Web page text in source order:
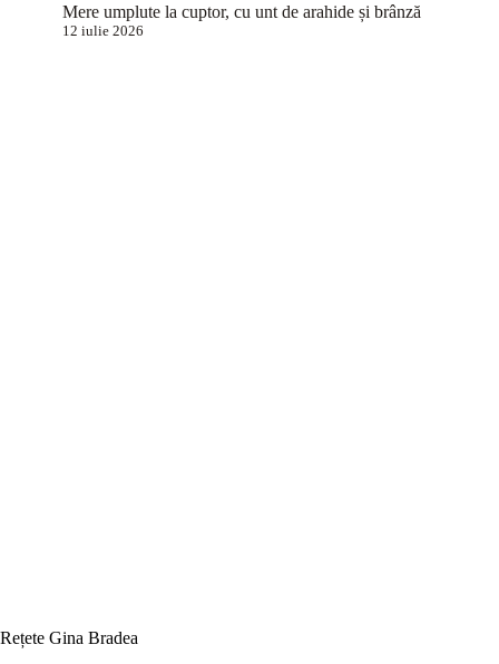
Mere umplute la cuptor, cu unt de arahide și brânză
12 iulie 2026
Rețete Gina Bradea